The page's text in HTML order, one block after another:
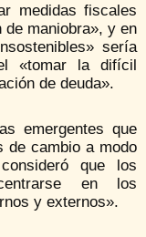
medidas fiscales
maniobra», y en
sería
«tomar la difícil
de deuda».
emergentes que
de cambio a modo
que los
en los
y externos».